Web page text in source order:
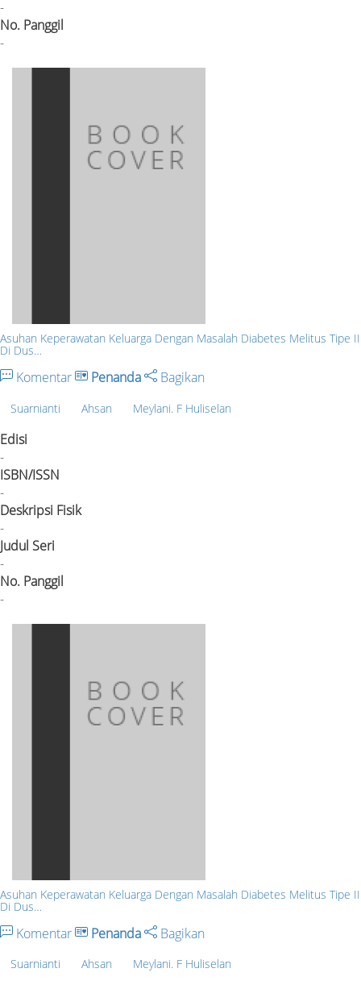
-
No. Panggil
-
Asuhan Keperawatan Keluarga Dengan Masalah Diabetes Melitus Tipe II
Di Dus…
Komentar Penanda Bagikan
Suarnianti Ahsan Meylani. F Huliselan
Edisi
-
ISBN/ISSN
-
Deskripsi Fisik
-
Judul Seri
-
No. Panggil
-
Asuhan Keperawatan Keluarga Dengan Masalah Diabetes Melitus Tipe II
Di Dus…
Komentar Penanda Bagikan
Suarnianti Ahsan Meylani. F Huliselan